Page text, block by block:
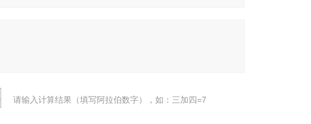
请输入计算结果（填写阿拉伯数字），如：三加四=7